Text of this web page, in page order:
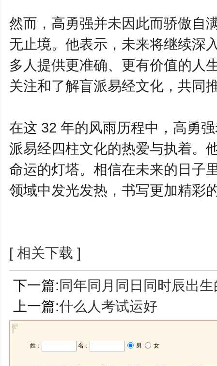
然而， 高勇强并未因此而骄傲自
无止境。他表示，未来将继续深
多人提供更准确、更有价值的人
关注和了解盲派易经文化，共同
在这 32 年的风雨历程中， 高勇强
派易经四柱文化的热爱与执着。
命运的灯塔。相信在未来的日子
领域中发光发热，书写更加精彩
[ 相关下载 ]
下一篇:同年同月同日同时辰出
上一篇:什么人考试运好
姓： 名： 男 女